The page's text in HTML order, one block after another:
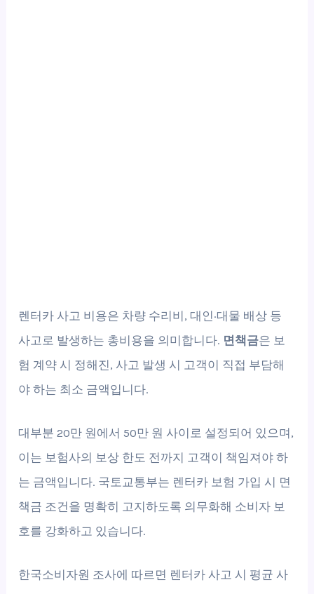
렌터카 사고 비용은 차량 수리비, 대인·대물 배상 등
사고로 발생하는 총비용을 의미합니다. 면책금은 보
험 계약 시 정해진, 사고 발생 시 고객이 직접 부담해
야 하는 최소 금액입니다.
대부분 20만 원에서 50만 원 사이로 설정되어 있으며,
이는 보험사의 보상 한도 전까지 고객이 책임져야 하
는 금액입니다. 국토교통부는 렌터카 보험 가입 시 면
책금 조건을 명확히 고지하도록 의무화해 소비자 보
호를 강화하고 있습니다.
한국소비자원 조사에 따르면 렌터카 사고 시 평균 사